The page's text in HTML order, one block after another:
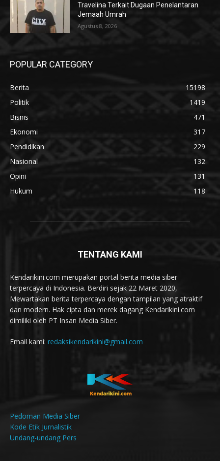
Travelina Terkait Dugaan Penelantaran
Jemaah Umrah
Agustus 8, 2026
POPULAR CATEGORY
Berita
15198
Politik
1419
Bisnis
471
Ekonomi
317
Pendidikan
229
Nasional
132
Opini
131
Hukum
118
TENTANG KAMI
Kendarikini.com merupakan portal berita media siber
terpercaya di Indonesia. Berdiri sejak 22 Maret 2020,
Mewartakan berita terpercaya dengan tampilan yang atraktif
dan modern. Hak cipta dan merek dagang Kendarikini.com
dimiliki oleh PT Insan Media Siber.
Email kami: redaksikendarikini@gmail.com
Pedoman Media Siber
Kode Etik Jurnalistik
Undang-undang Pers